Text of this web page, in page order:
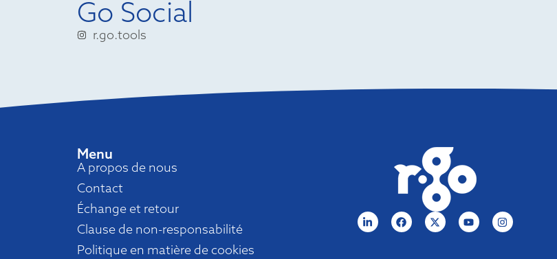
Go Social
r.go.tools
Menu
A propos de nous
Contact
Échange et retour
Clause de non-responsabilité
Politique en matière de cookies